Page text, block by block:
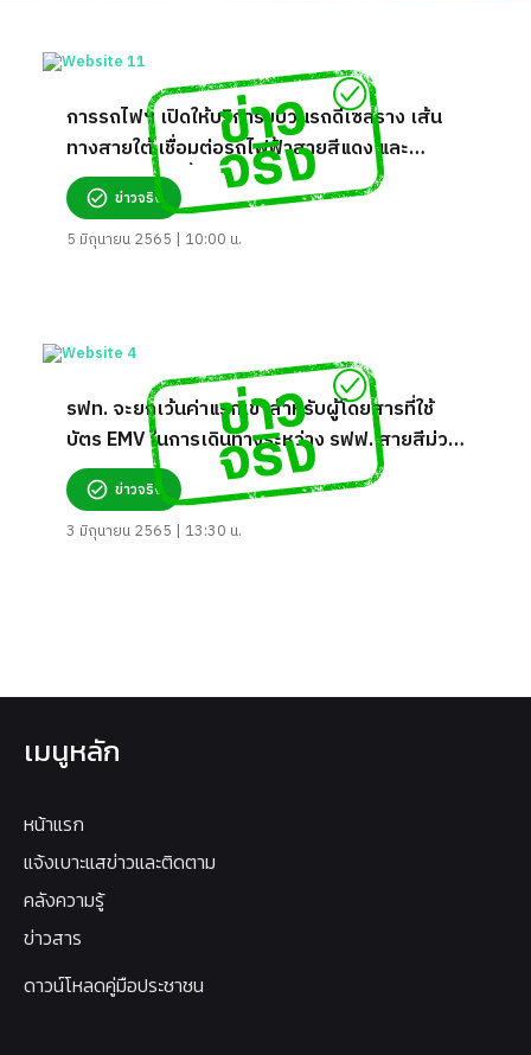
การรถไฟฯ เปิดให้บริการขบวนรถดีเซลราง เส้น
ทางสายใต้ เชื่อมต่อรถไฟฟ้าสายสีแดง และ
รถไฟฟ้าสายสีน้ำเงิน จริงหรือ?
ข่าวจริง
5 มิถุนายน 2565 | 10:00 น.
รฟท. จะยกเว้นค่าแรกเข้าสำหรับผู้โดยสารที่ใช้
บัตร EMV ในการเดินทางระหว่าง รฟฟ. สายสีม่วง
กับสายสีแดง จริงหรือ?
ข่าวจริง
3 มิถุนายน 2565 | 13:30 น.
เมนูหลัก
หน้าแรก
แจ้งเบาะแสข่าวและติดตาม
คลังความรู้
ข่าวสาร
ดาวน์โหลดคู่มือประชาชน